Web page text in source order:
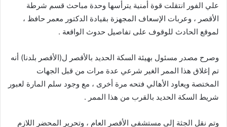
علي الفور انتقلت قوة أمنية يترأسها وحدة مباحث قسم شرطة
الأقصر ، وعربات الإسعاف المجهزة بقيادة الدكتور معمر حافظ ،
لموقع الحادث للوقوف على تفاصيل حدوث الواقعة .
وصرح مصدر مسئول بهيئة السكة الحديد بالأقصر ل(الأقصر بلدنا) أنه
تم إغلاق هذا الممر الغير شرعي عدة مرات من قبل الجهات
المختصة ويعاود الأهالي فتحه مرة أخرى ، مع وجود سلم المارة لعبور
شريط السكة الحديد بالقرب من هذا الممر .
وتم نقل الجثة إلى مستشفى الأقصر العام ، وتحرير المحضر اللازم